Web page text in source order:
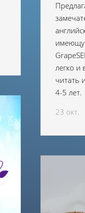
легко и
читать
4-5 лет.
23 окт.